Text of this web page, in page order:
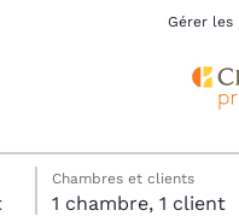
Gérer les
9 août
8 août
Chambres et clients
1 chambre, 1 client